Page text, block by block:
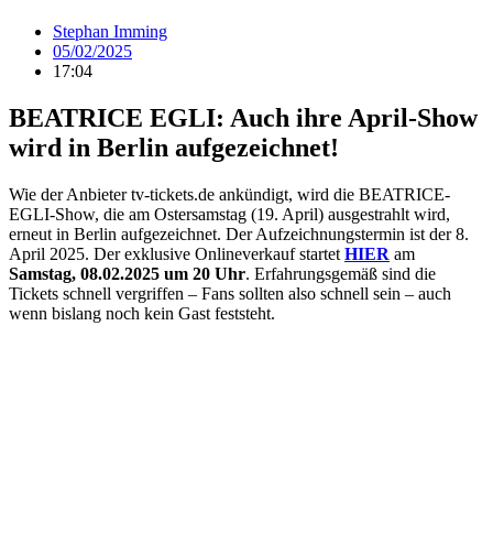
Stephan Imming
05/02/2025
17:04
BEATRICE EGLI: Auch ihre April-Show
wird in Berlin aufgezeichnet!
Wie der Anbieter tv-tickets.de ankündigt, wird die BEATRICE-
EGLI-Show, die am Ostersamstag (19. April) ausgestrahlt wird,
erneut in Berlin aufgezeichnet. Der Aufzeichnungstermin ist der 8.
April 2025. Der exklusive Onlineverkauf startet HIER am
Samstag, 08.02.2025 um 20 Uhr. Erfahrungsgemäß sind die
Tickets schnell vergriffen – Fans sollten also schnell sein – auch
wenn bislang noch kein Gast feststeht.